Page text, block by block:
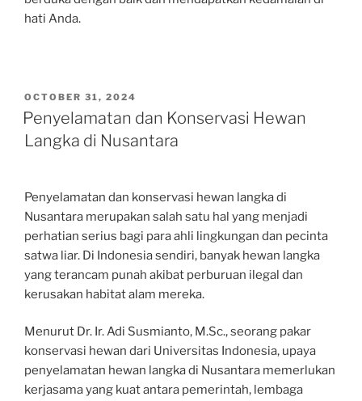
hati Anda.
POSTED
ON
OCTOBER 31, 2024
Penyelamatan dan Konservasi Hewan
Langka di Nusantara
Penyelamatan dan konservasi hewan langka di
Nusantara merupakan salah satu hal yang menjadi
perhatian serius bagi para ahli lingkungan dan pecinta
satwa liar. Di Indonesia sendiri, banyak hewan langka
yang terancam punah akibat perburuan ilegal dan
kerusakan habitat alam mereka.
Menurut Dr. Ir. Adi Susmianto, M.Sc., seorang pakar
konservasi hewan dari Universitas Indonesia, upaya
penyelamatan hewan langka di Nusantara memerlukan
kerjasama yang kuat antara pemerintah, lembaga